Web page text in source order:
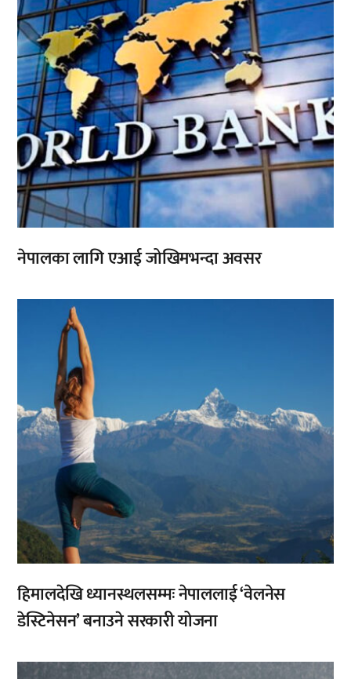
नेपालका लागि एआई जोखिमभन्दा अवसर
हिमालदेखि ध्यानस्थलसम्मः नेपाललाई ‘वेलनेस
डेस्टिनेसन’ बनाउने सरकारी योजना